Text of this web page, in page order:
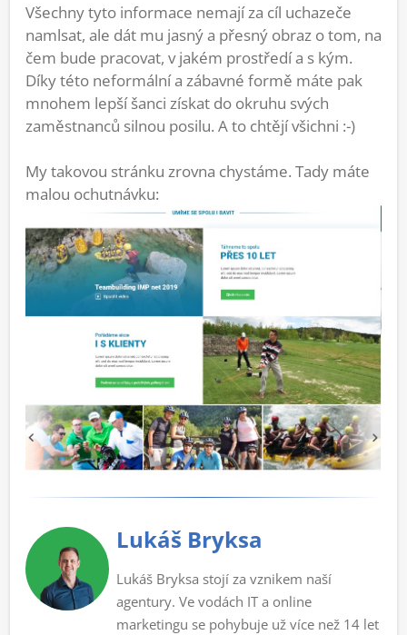
Všechny tyto informace nemají za cíl uchazeče
namlsat, ale dát mu jasný a přesný obraz o tom, na
čem bude pracovat, v jakém prostředí a s kým.
Díky této neformální a zábavné formě máte pak
mnohem lepší šanci získat do okruhu svých
zaměstnanců silnou posilu. A to chtějí všichni :-)
My takovou stránku zrovna chystáme. Tady máte
malou ochutnávku:
Lukáš Bryksa
Lukáš Bryksa stojí za vznikem naší
agentury. Ve vodách IT a online
marketingu se pohybuje už více než 14 let